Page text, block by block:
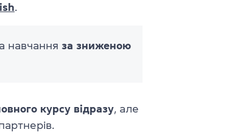
.
навчання за зниженою
курсу відразу, але